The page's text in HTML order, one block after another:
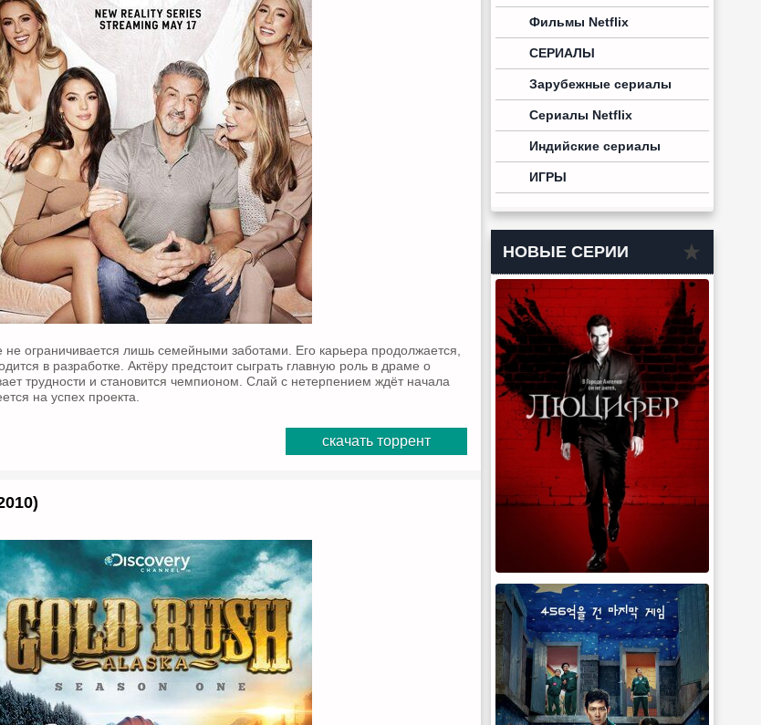
ограничивается лишь семейными заботами. Его карьера продолжается,
в разработке. Актёру предстоит сыграть главную роль в драме о
трудности и становится чемпионом. Слай с нетерпением ждёт начала
на успех проекта.
скачать торрент
Фильмы Netflix
СЕРИАЛЫ
Зарубежные сериалы
Сериалы Netflix
Индийские сериалы
ИГРЫ
НОВЫЕ СЕРИИ